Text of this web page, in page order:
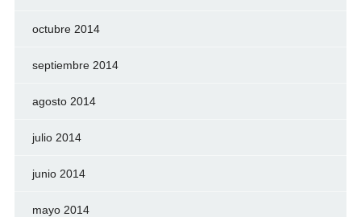
octubre 2014
septiembre 2014
agosto 2014
julio 2014
junio 2014
mayo 2014